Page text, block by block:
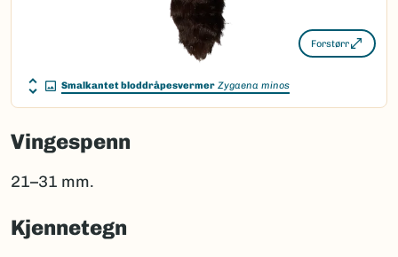
Forstørr
Smalkantet bloddråpesvermer Zygaena minos
Vingespenn
21–31 mm.
Kjennetegn